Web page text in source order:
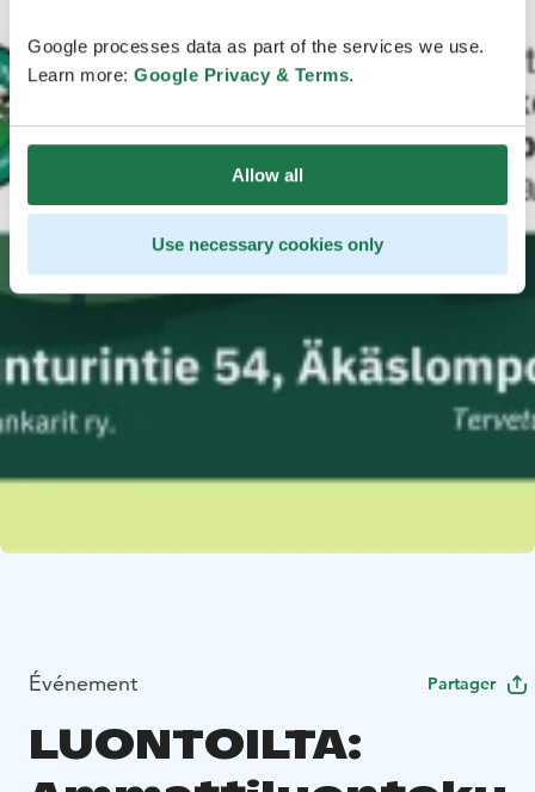
Google processes data as part of the services we use.
Learn more: Google Privacy & Terms.
Allow all
Use necessary cookies only
Événement Partager
LUONTOILTA: